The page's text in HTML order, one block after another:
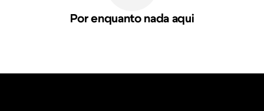
Por enquanto nada aqui